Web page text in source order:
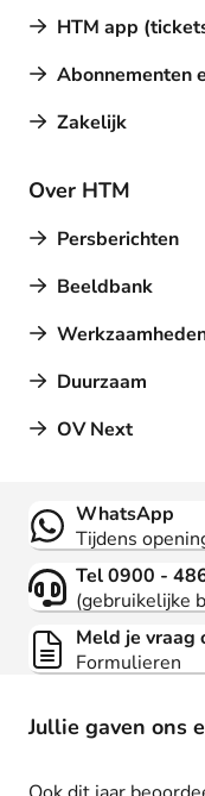
HTM app
Abonnementen
Zakelijk
Over HTM
Persberichten
Beeldbank
Duurzaam
OV Next
Jullie gaven ons
Contact
WhatsApp
Tijdens
Tel 0900 -
(gebruikelijke
Meld je vraag
Formulieren